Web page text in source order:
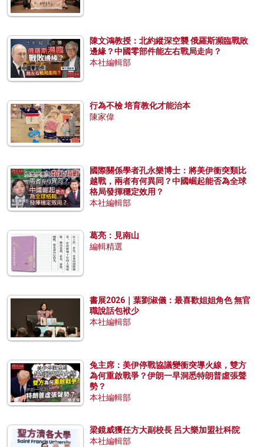
陳文鴻教授：北約縱深空襲 俄羅斯瀕臨戰敗
邊緣？中國零部件能左右戰局走向？
本社編輯部
行為不檢 培育教化才能治本
陳家偉
國際關係學者孔永樂博士：將美伊衝突類比
越戰，兩者有何異同？中國崛起能否為全球
格局發揮穩定效用？
本社編輯部
葛亮：見南山
編輯精選
書展2026｜葉劉淑儀：最喜歡姐姐角色 無官
職說話包袱少
本社編輯部
兔主席：美伊停戰協議變衝突導火線，雙方
為何重啟戰爭？伊朗一早洞悉特朗普虛張聲
勢？
本社編輯部
梁鏡威獲任方大副校長 呂大樂加盟社科院
本社編輯部